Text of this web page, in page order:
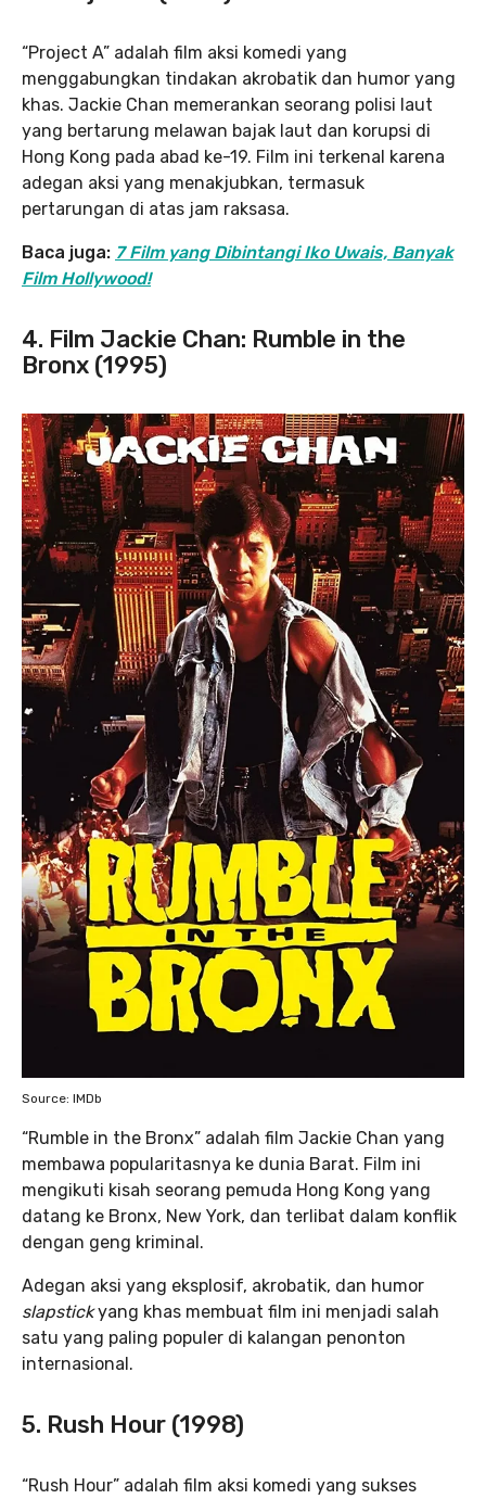
“Project A” adalah film aksi komedi yang
menggabungkan tindakan akrobatik dan humor yang
khas. Jackie Chan memerankan seorang polisi laut
yang bertarung melawan bajak laut dan korupsi di
Hong Kong pada abad ke-19. Film ini terkenal karena
adegan aksi yang menakjubkan, termasuk
pertarungan di atas jam raksasa.
Baca juga: 7 Film yang Dibintangi Iko Uwais, Banyak
Film Hollywood!
4. Film Jackie Chan: Rumble in the
Bronx (1995)
Source: IMDb
“Rumble in the Bronx” adalah film Jackie Chan yang
membawa popularitasnya ke dunia Barat. Film ini
mengikuti kisah seorang pemuda Hong Kong yang
datang ke Bronx, New York, dan terlibat dalam konflik
dengan geng kriminal.
Adegan aksi yang eksplosif, akrobatik, dan humor
slapstickyang khas membuat film ini menjadi salah
satu yang paling populer di kalangan penonton
internasional.
5. Rush Hour (1998)
“Rush Hour” adalah film aksi komedi yang sukses